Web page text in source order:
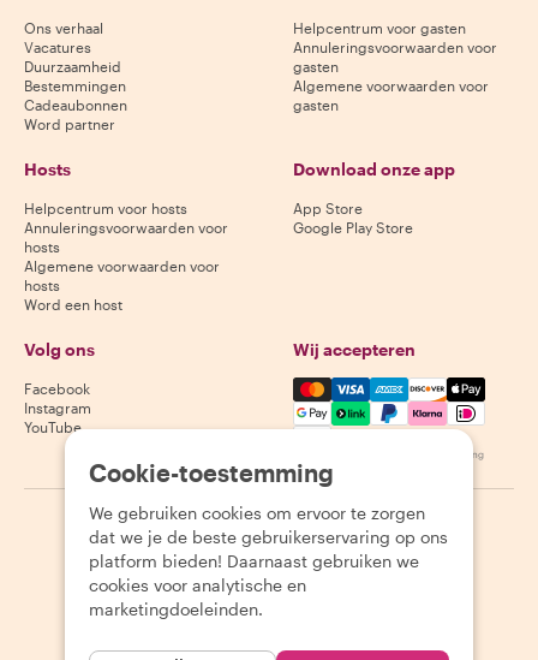
Ons verhaal
Vacatures
Duurzaamheid
Bestemmingen
Cadeaubonnen
Word partner
Helpcentrum voor gasten
Annuleringsvoorwaarden voor
gasten
Algemene voorwaarden voor
gasten
Hosts
Helpcentrum voor hosts
Annuleringsvoorwaarden voor
hosts
Algemene voorwaarden voor
hosts
Word een host
Download onze app
App Store
Google Play Store
Volg ons
Facebook
Instagram
YouTube
Wij accepteren
Mastercard, Visa, Amex,
Beschikbaarheid varieert per bestemming
2026 Withlocals.com Privacybeleid Cookies
Cookie-toestemming
We gebruiken cookies om ervoor te zorgen
dat we je de beste gebruikerservaring op ons
platform bieden! Daarnaast gebruiken we
cookies voor analytische en
marketingdoeleinden.